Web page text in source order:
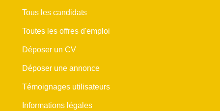
Tous les candidats
Toutes les offres d'emploi
Déposer un CV
Déposer une annonce
Témoignages utilisateurs
Informations légales